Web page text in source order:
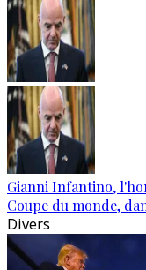
Gianni Infantino,
Coupe du monde,
Divers